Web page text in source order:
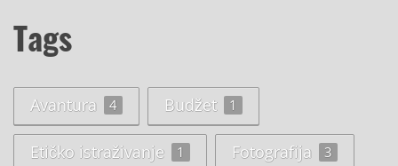
Tags
Avantura 4 Budžet 1
Etičko istraživanje 1 Fotografija 3